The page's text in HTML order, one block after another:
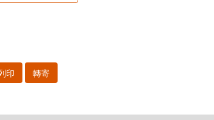
印 轉寄